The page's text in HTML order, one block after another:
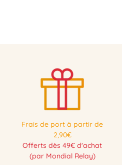
Frais de port à partir de
2,90€
Offerts dès 49€ d'achat
(par Mondial Relay)